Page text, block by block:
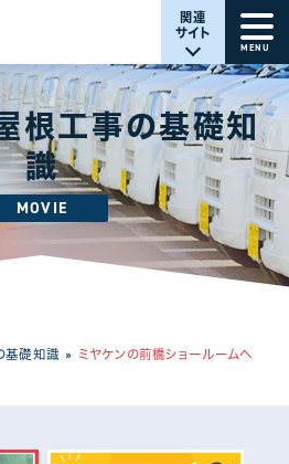
関連
サイト
MENU
根工事の基礎知
識
MOVIE
基礎知識 » ミヤケンの前橋ショールームへ